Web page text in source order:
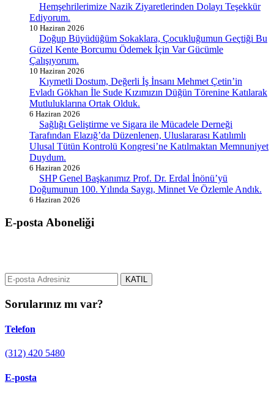
Hemşehrilerimize Nazik Ziyaretlerinden Dolayı Teşekkür
Ediyorum.
10 Haziran 2026
Doğup Büyüdüğüm Sokaklara, Çocukluğumun Geçtiği Bu
Güzel Kente Borcumu Ödemek İçin Var Gücümle
Çalışıyorum.
10 Haziran 2026
Kıymetli Dostum, Değerli İş İnsanı Mehmet Çetin’in
Evladı Gökhan İle Sude Kızımızın Düğün Törenine Katılarak
Mutluluklarına Ortak Olduk.
6 Haziran 2026
Sağlığı Geliştirme ve Sigara ile Mücadele Derneği
Tarafından Elazığ’da Düzenlenen, Uluslararası Katılımlı
Ulusal Tütün Kontrolü Kongresi’ne Katılmaktan Memnuniyet
Duydum.
6 Haziran 2026
SHP Genel Başkanımız Prof. Dr. Erdal İnönü’yü
Doğumunun 100. Yılında Saygı, Minnet Ve Özlemle Andık.
6 Haziran 2026
E-posta Aboneliği
KATIL
Sorularınız mı var?
Telefon
(312) 420 5480
E-posta